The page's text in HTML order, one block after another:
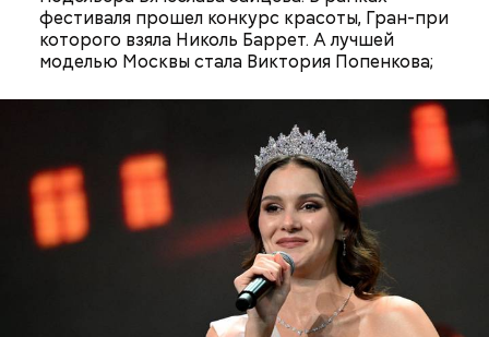
фестиваля прошел конкурс красоты, Гран-при
которого взяла Николь Баррет. А лучшей
моделью Москвы стала Виктория Попенкова;
От новичка к профи:
«Абилимпикс» помогает в
трудоустройстве москвичам с
особенностями здоровья
Лучшая техника
Диплом по цене квартиры: из чего
складывается стоимость
обучения в вузах и какие
профессии будут престижными
ПРЯМАЯ РЕЧЬ